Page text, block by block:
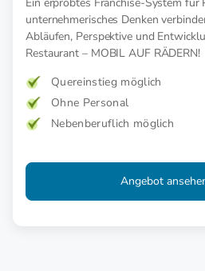
unternehmerisches Denken
Abläufen, Perspektive und
Restaurant – MOBIL AUF RÄDERN!
Quereinstieg möglich
Ohne Personal
Nebenberuflich möglich
Angebot